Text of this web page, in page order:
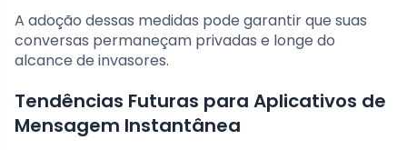
A adoção dessas medidas pode garantir que suas
conversas permaneçam privadas e longe do
alcance de invasores.
Tendências Futuras para Aplicativos de
Mensagem Instantânea